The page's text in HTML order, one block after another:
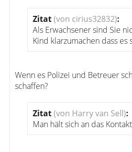
Zitat(von cirius32832):
Als Erwachsener sind Sie
Kind klarzumachen dass es
Wenn es Polizei und Betreuer
schaffen?
Zitat(von Harry van Sell):
Man hält sich an das